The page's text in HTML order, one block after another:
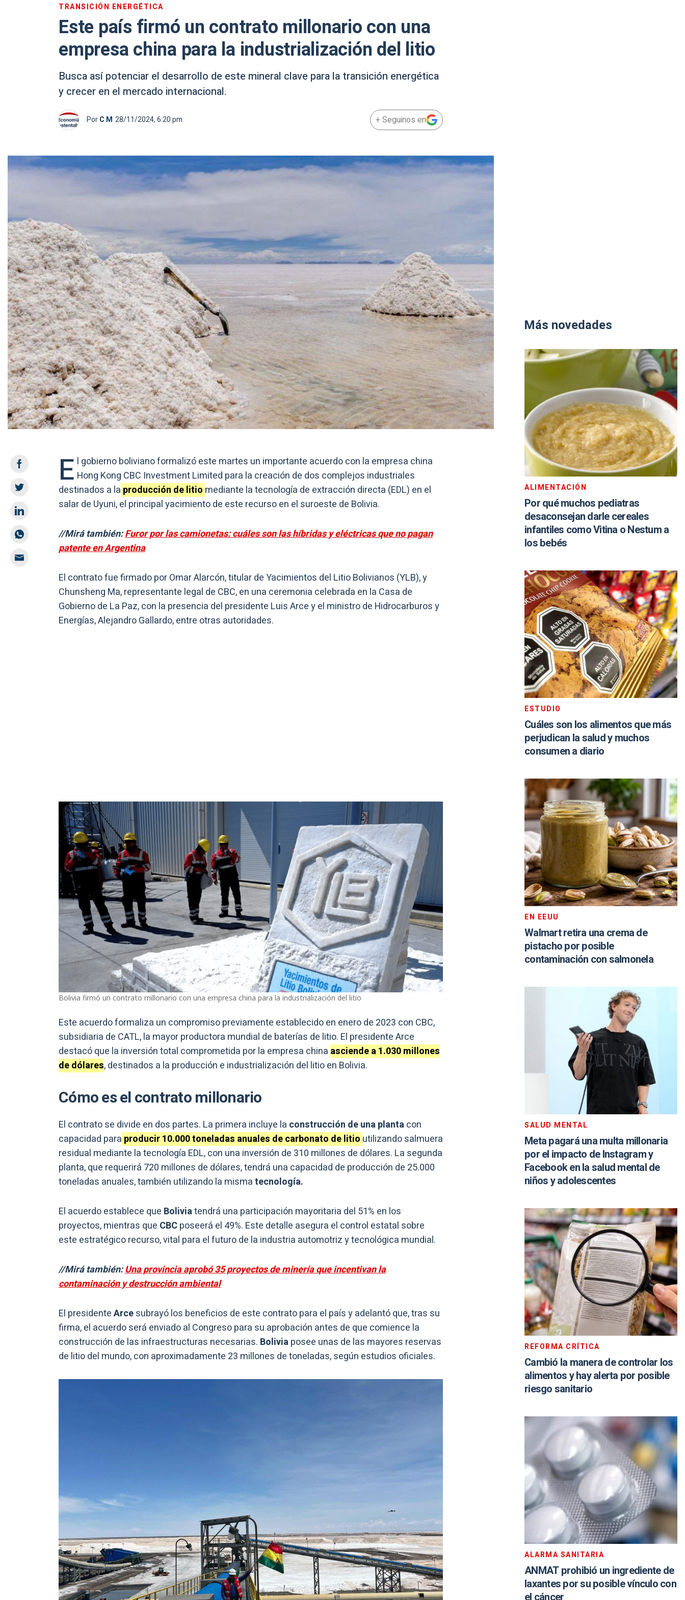
TRANSICIÓN ENERGÉTICA
Este país firmó un contrato millonario con una
empresa china para la industrialización del litio
Busca así potenciar el desarrollo de este mineral clave para la transición energética
y crecer en el mercado internacional.
PorC M 28/11/2024, 6:20 pm + Seguinos en
E l gobierno boliviano formalizó este martes un importante acuerdo con la empresa china
Hong Kong CBC Investment Limited para la creación de dos complejos industriales
destinados a la producción de litio mediante la tecnología de extracción directa (EDL) en el
salar de Uyuni, el principal yacimiento de este recurso en el suroeste de Bolivia.
//Mirá también:Furor por las camionetas: cuáles son las híbridas y eléctricas que no pagan
patente en Argentina
El contrato fue firmado por Omar Alarcón, titular de Yacimientos del Litio Bolivianos (YLB), y
Chunsheng Ma, representante legal de CBC, en una ceremonia celebrada en la Casa de
Gobierno de La Paz, con la presencia del presidente Luis Arce y el ministro de Hidrocarburos y
Energías, Alejandro Gallardo, entre otras autoridades.
Bolivia firmó un contrato millonario con una empresa china para la industrialización del litio
Este acuerdo formaliza un compromiso previamente establecido en enero de 2023 con CBC,
subsidiaria de CATL, la mayor productora mundial de baterías de litio. El presidente Arce
destacó que la inversión total comprometida por la empresa china asciende a 1.030 millones
de dólares, destinados a la producción e industrialización del litio en Bolivia.
Cómo es el contrato millonario
El contrato se divide en dos partes. La primera incluye la construcción de una plantacon
capacidad para producir 10.000 toneladas anuales de carbonato de litio utilizando salmuera
residual mediante la tecnología EDL, con una inversión de 310 millones de dólares. La segunda
planta, que requerirá 720 millones de dólares, tendrá una capacidad de producción de 25.000
toneladas anuales, también utilizando la mismatecnología.
El acuerdo establece que Boliviatendrá una participación mayoritaria del 51% en los
proyectos, mientras que CBCposeerá el 49%. Este detalle asegura el control estatal sobre
este estratégico recurso, vital para el futuro de la industria automotriz y tecnológica mundial.
//Mirá también:Una provincia aprobó 35 proyectos de minería que incentivan la
contaminación y destrucción ambiental
El presidenteArcesubrayó los beneficios de este contrato para el país y adelantó que, tras su
firma, el acuerdo será enviado al Congreso para su aprobación antes de que comience la
construcción de las infraestructuras necesarias. Boliviaposee unas de las mayores reservas
de litio del mundo, con aproximadamente 23 millones de toneladas, según estudios oficiales.
Más novedades
ALIMENTACIÓN
Por qué muchos pediatras
desaconsejan darle cereales
infantiles como Vitina o Nestum a
los bebés
ESTUDIO
Cuáles son los alimentos que más
perjudican la salud y muchos
consumen a diario
EN EEUU
Walmart retira una crema de
pistacho por posible
contaminación con salmonela
SALUD MENTAL
Meta pagará una multa millonaria
por el impacto de Instagram y
Facebook en la salud mental de
niños y adolescentes
REFORMA CRÍTICA
Cambió la manera de controlar los
alimentos y hay alerta por posible
riesgo sanitario
ALARMA SANITARIA
ANMAT prohibió un ingrediente de
laxantes por su posible vínculo con